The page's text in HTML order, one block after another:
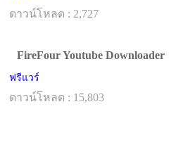
ดาวน์โหลด : 2,727
FireFour Youtube Downloader
ฟรีแวร์
ดาวน์โหลด : 15,803